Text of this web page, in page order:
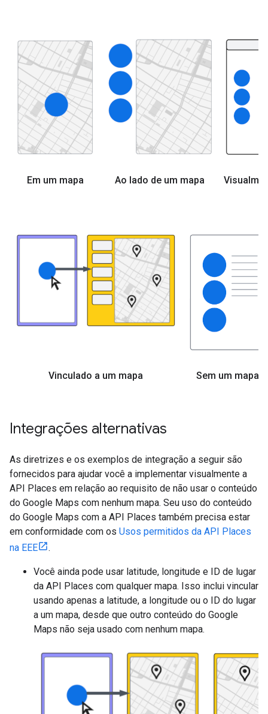
Em um mapa Ao lado de um mapa
Vinculado a um mapa Sem um mapa
Integrações alternativas
As diretrizes e os exemplos de integração a seguir são
fornecidos para ajudar você a implementar visualmente a
API Places em relação ao requisito de não usar o conteúdo
do Google Maps com nenhum mapa. Seu uso do conteúdo
do Google Maps com a API Places também precisa estar
em conformidade com os Usos permitidos da API Places
na EEE
.
Você ainda pode usar latitude, longitude e ID de lugar
da API Places com qualquer mapa. Isso inclui vincular
usando apenas a latitude, a longitude ou o ID do lugar
a um mapa, desde que outro conteúdo do Google
Maps não seja usado com nenhum mapa.